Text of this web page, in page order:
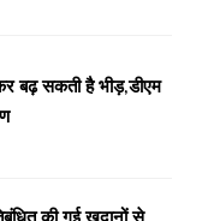
बढ़ सकती है भीड़,डीएम